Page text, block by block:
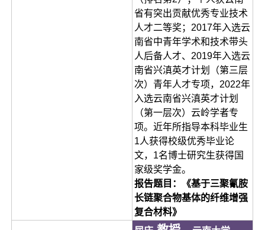
省有突出贡献优秀专业技术
人才二等奖；2017年入选云
南省中青年学术和技术带头
人后备人才、2019年入选云
南省兴滇英才计划（第三层
次）青年人才专项，2022年
入选云南省兴滇英才计划
（第一层次）云岭学者专
项。近年所指导本科毕业生
1人获得校级优秀毕业论
文，1名博士研究生获得国
家级奖学金。
报告题目：《基于三聚氰胺
长链聚合物基体的纤维增强
复合材料》